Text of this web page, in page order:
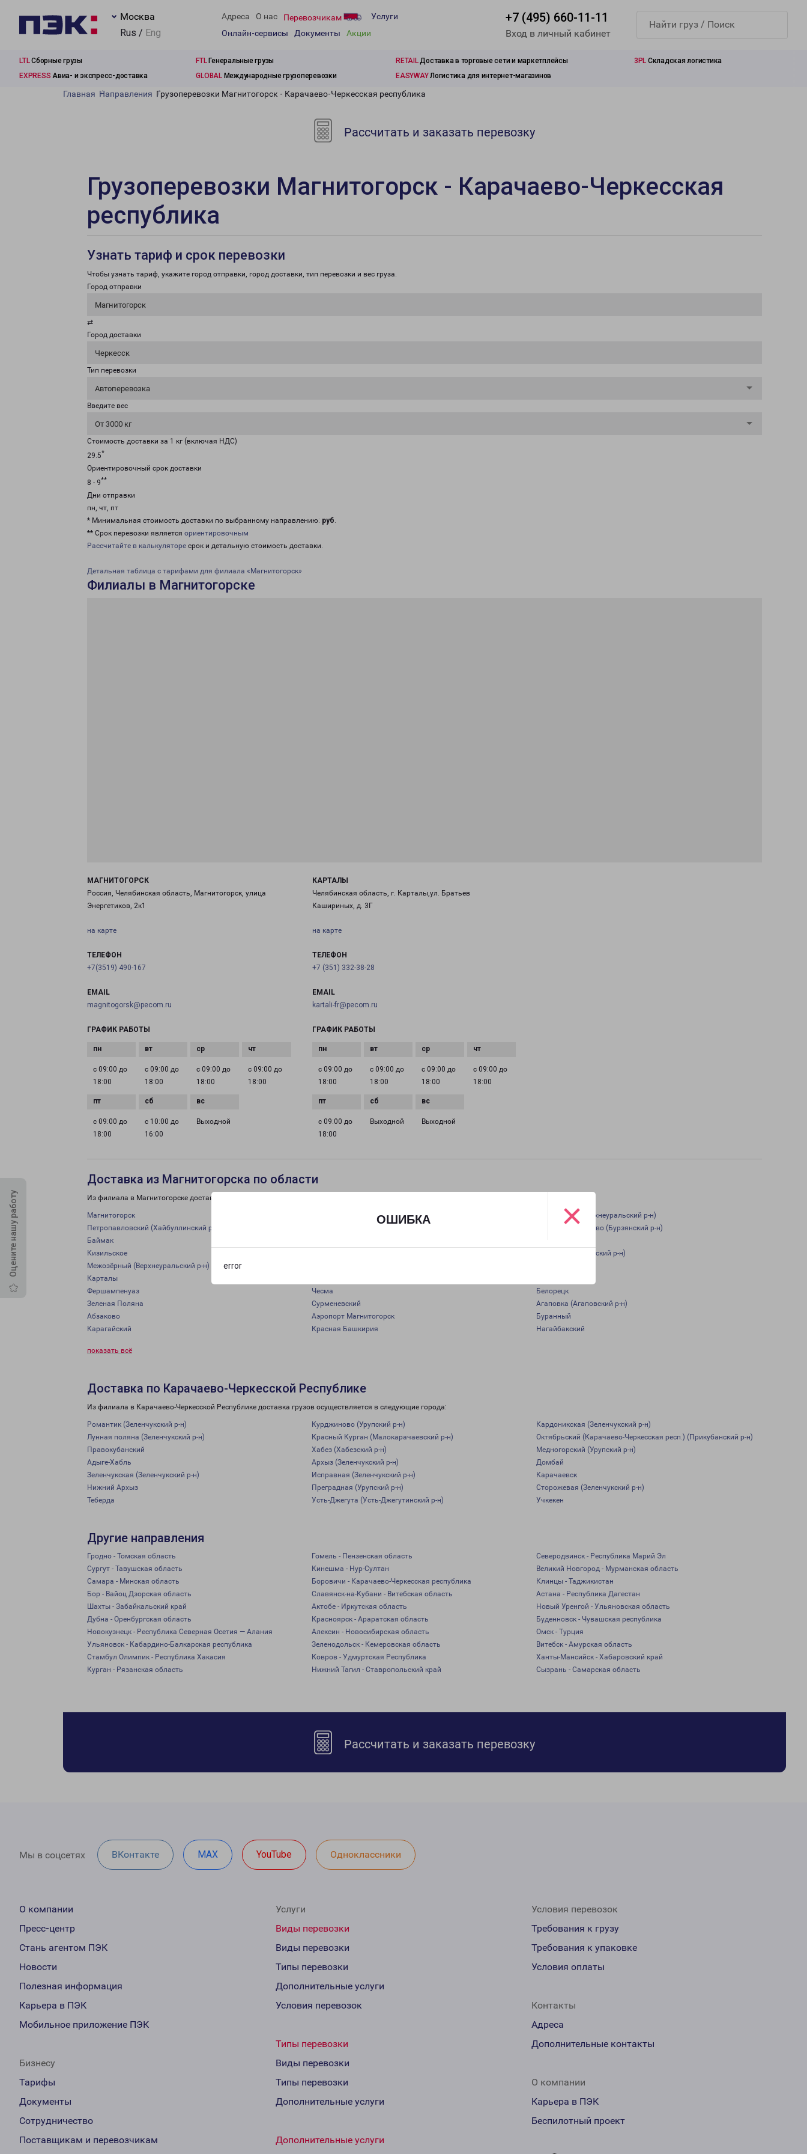
ОШИБКА
error
×
Москва
Rus / Eng
Адреса О нас Перевозчикам
Услуги
Онлайн-сервисы
Документы Акции
+7 (495) 660-11-11
Вход в личный кабинет
LTLСборные грузы FTLГенеральные грузы RETAILДоставка в торговые сети и маркетплейсы 3PL Складская логистика
EXPRESS Авиа- и экспресс-доставка GLOBALМеждународные грузоперевозки EASYWAYЛогистика для интернет-магазинов
Оцените нашу работу
Главная Направления Грузоперевозки Магнитогорск - Карачаево-Черкесская республика
Рассчитать и заказать перевозку
Грузоперевозки Магнитогорск - Карачаево-Черкесская
республика
Узнать тариф и срок перевозки
Чтобы узнать тариф, укажите город отправки, город доставки, тип перевозки и вес груза.
Город отправки
Магнитогорск
⇄
Город доставки
Черкесск
Тип перевозки
Автоперевозка
Введите вес
От 3000 кг
Стоимость доставки за 1 кг (включая НДС)
29.5*
Ориентировочный срок доставки
8 - 9**
Дни отправки
пн, чт, пт
* Минимальная стоимость доставки по выбранному направлению: руб.
** Срок перевозки является ориентировочным
Рассчитайте в калькуляторе срок и детальную стоимость доставки.
Детальная таблица с тарифами для филиала «Магнитогорск»
Филиалы в Магнитогорске
МАГНИТОГОРСК
Россия, Челябинская область, Магнитогорск, улица
Энергетиков, 2к1
на карте
ТЕЛЕФОН
+7(3519) 490-167
EMAIL
magnitogorsk@pecom.ru
ГРАФИК РАБОТЫ
с 09:00 до
18:00
с 09:00 до
18:00
с 09:00 до
18:00
с 09:00 до
18:00
с 09:00 до
18:00
с 10:00 до
16:00
Выходной
КАРТАЛЫ
Челябинская область, г. Карталы,ул. Братьев
Кашириных, д. 3Г
на карте
ТЕЛЕФОН
+7 (351) 332-38-28
EMAIL
kartali-fr@pecom.ru
ГРАФИК РАБОТЫ
с 09:00 до
18:00
с 09:00 до
18:00
с 09:00 до
18:00
с 09:00 до
18:00
с 09:00 до
18:00
Выходной Выходной
Доставка из Магнитогорска по области
Из филиала в Магнитогорске доставка грузов осуществляется в следующие города:
Магнитогорск Красноармейский (Варненский р-н)
Смеловский (Верхнеуральский р-н)
Петропавловский (Хайбуллинский р-н)
Старосубхангулово (Бурзянский р-н)
Баймак
Аскарово
Кизильское
Ямансаз (Зилаирский р-н)
Межозёрный (Верхнеуральский р-н)
Карталы
Фершампенуаз
Чесма
Белорецк
Зеленая Поляна
Сурменевский
Агаповка (Агаповский р-н)
Абзаково
Аэропорт Магнитогорск
Буранный
Карагайский
Красная Башкирия Нагайбакский
показать всё
Доставка по Карачаево-Черкесской Республике
Из филиала в Карачаево-Черкесской Республике доставка грузов осуществляется в следующие города:
Романтик (Зеленчукский р-н) Курджиново (Урупский р-н)
Кардоникская (Зеленчукский р-н)
Лунная поляна (Зеленчукский р-н)
Красный Курган (Малокарачаевский р-н)
Октябрьский (Карачаево-Черкесская респ.) (Прикубанский р-н)
Правокубанский
Хабез (Хабезский р-н)
Медногорский (Урупский р-н)
Адыге-Хабль
Архыз (Зеленчукский р-н)
Домбай
Зеленчукская (Зеленчукский р-н)
Исправная (Зеленчукский р-н)
Карачаевск
Нижний Архыз
Преградная (Урупский р-н)
Сторожевая (Зеленчукский р-н)
Теберда
Усть-Джегута (Усть-Джегутинский р-н) Учкекен
Другие направления
Гродно - Томская область Гомель - Пензенская область
Северодвинск - Республика Марий Эл
Сургут - Тавушская область
Кинешма - Нур-Султан
Великий Новгород - Мурманская область
Самара - Минская область
Боровичи - Карачаево-Черкесская республика
Клинцы - Таджикистан
Бор - Вайоц Дзорская область
Славянск-на-Кубани - Витебская область
Астана - Республика Дагестан
Шахты - Забайкальский край
Актобе - Иркутская область
Новый Уренгой - Ульяновская область
Дубна - Оренбургская область
Красноярск - Араратская область
Буденновск - Чувашская республика
Новокузнецк - Республика Северная Осетия — Алания
Алексин - Новосибирская область
Омск - Турция
Ульяновск - Кабардино-Балкарская республика
Зеленодольск - Кемеровская область
Витебск - Амурская область
Стамбул Олимпик - Республика Хакасия
Ковров - Удмуртская Республика
Ханты-Мансийск - Хабаровский край
Курган - Рязанская область
Нижний Тагил - Ставропольский край Сызрань - Самарская область
Рассчитать и заказать перевозку
Мы в соцсетях ВКонтакте MAX YouTube Одноклассники
О компании
Пресс-центр
Стань агентом ПЭК
Новости
Полезная информация
Карьера в ПЭК
Мобильное приложение ПЭК
Бизнесу
Тарифы
Документы
Сотрудничество
Поставщикам и перевозчикам
Услуги
Виды перевозки
Виды перевозки
Типы перевозки
Дополнительные услуги
Условия перевозок
Типы перевозки
Виды перевозки
Типы перевозки
Дополнительные услуги
Дополнительные услуги
Условия перевозок
Требования к грузу
Требования к упаковке
Условия оплаты
Контакты
Адреса
Дополнительные контакты
О компании
Карьера в ПЭК
Беспилотный проект